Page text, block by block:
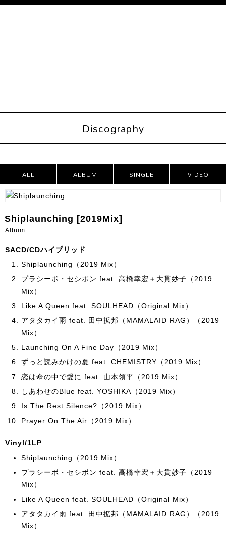
Discography
ALL
PRODUCTS
ALBUM SINGLE VIDEO
Shiplaunching [2019Mix]
Album
SACD/CDハイブリッド
Shiplaunching（2019 Mix）
プラシーボ・セシボン feat. 高橋幸宏＋大貫妙子（2019
Mix）
Like A Queen feat. SOULHEAD（Original Mix）
アタタカイ雨 feat. 田中拡邦（MAMALAID RAG）（2019
Mix）
Launching On A Fine Day（2019 Mix）
ずっと読みかけの夏 feat. CHEMISTRY（2019 Mix）
恋は傘の中で愛に feat. 山本領平（2019 Mix）
しあわせのBlue feat. YOSHIKA（2019 Mix）
Is The Rest Silence?（2019 Mix）
Prayer On The Air（2019 Mix）
Vinyl/1LP
Shiplaunching（2019 Mix）
プラシーボ・セシボン feat. 高橋幸宏＋大貫妙子（2019
Mix）
Like A Queen feat. SOULHEAD（Original Mix）
アタタカイ雨 feat. 田中拡邦（MAMALAID RAG）（2019
Mix）